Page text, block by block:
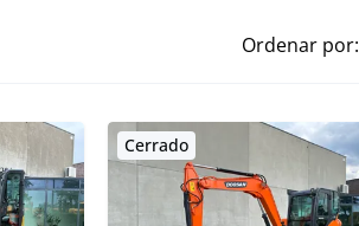
Ordenar por:
Cerrado